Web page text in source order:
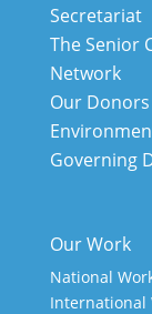
Secretariat
The Senior
Network
Our Donors
Governing
Our Work
National
International